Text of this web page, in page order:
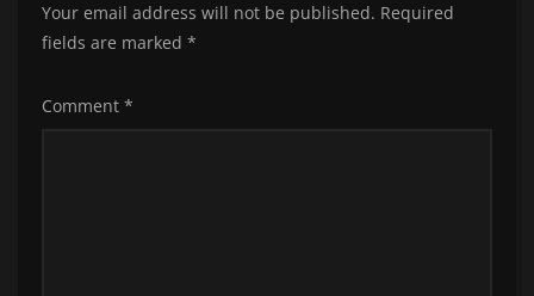
Your email address will not be published. Required
fields are marked *
Comment *